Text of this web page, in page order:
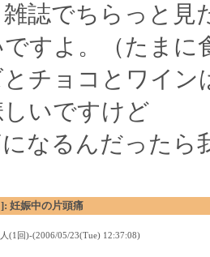
誌でちらっと見
ですよ。（たまに
チョコとワイン
いですけど
になるんだった
妊娠中の片頭痛
(1回)-(2006/05/23(Tue) 12:37:08)